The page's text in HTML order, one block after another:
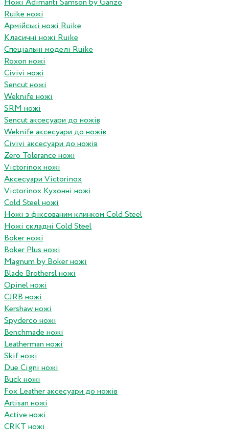
Ножі Adimanti Samson by Ganzo
Ruike ножі
Армійські ножі Ruike
Класичні ножі Ruike
Спеціальні моделі Ruike
Roxon ножi
Civivi ножі
Sencut ножі
Weknife ножі
SRM ножі
Sencut аксесуари до ножів
Weknife аксесуари до ножів
Civivi аксесуари до ножів
Zero Tolerance ножі
Victorinox ножі
Аксесуари Victorinox
Victorinox Кухонні ножі
Cold Steel ножі
Ножі з фіксованим клинком Cold Steel
Ножі складні Cold Steel
Boker ножі
Boker Plus ножі
Magnum by Boker ножі
Blade Brothersl ножі
Opinel ножі
CJRB ножі
Kershaw ножі
Spyderco ножі
Benchmade ножі
Leatherman ножі
Skif ножі
Due Cigni ножі
Buck ножі
Fox Leather аксесуари до ножів
Artisan ножі
Active ножі